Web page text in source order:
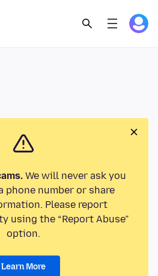
We will never ask you
phone number or share
Please report
using the “Report Abuse”
option.
Learn More